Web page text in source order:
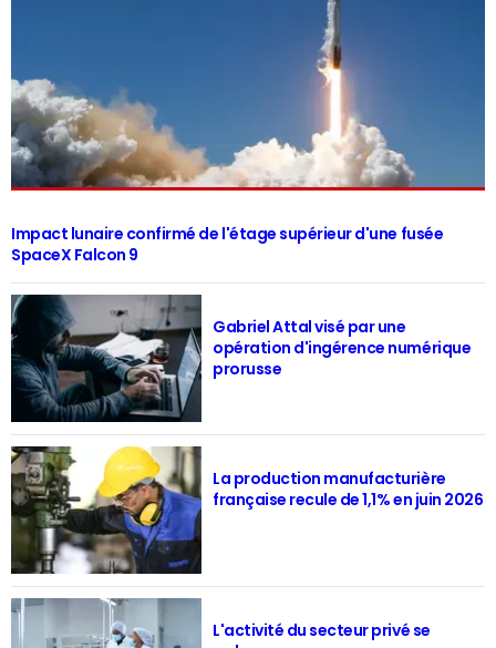
Impact lunaire confirmé de l'étage supérieur d'une fusée
SpaceX Falcon 9
Gabriel Attal visé par une
opération d'ingérence numérique
prorusse
La production manufacturière
française recule de 1,1% en juin 2026
L'activité du secteur privé se